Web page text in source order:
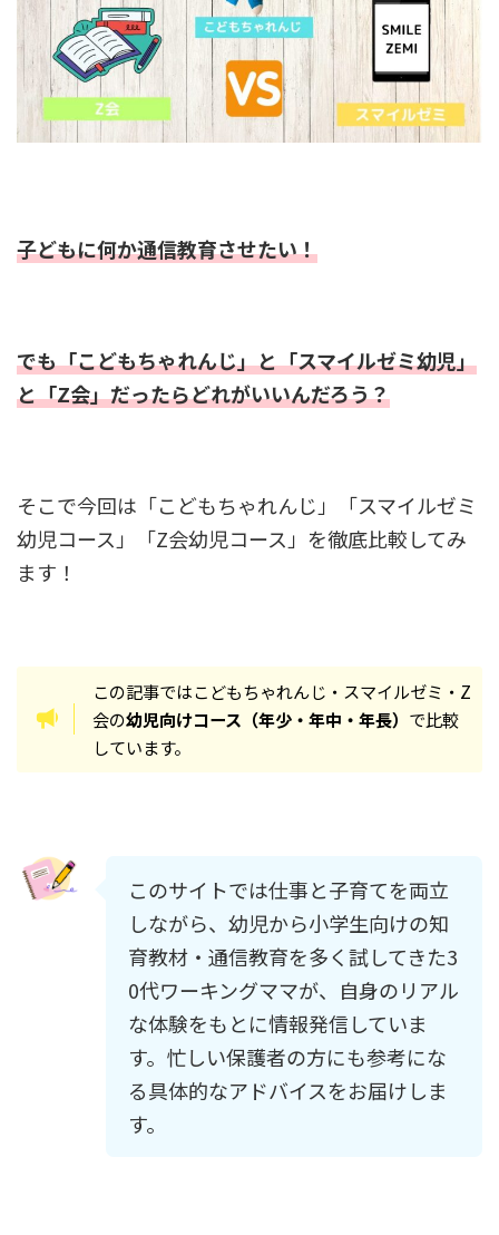
子どもに何か通信教育させたい！
でも「こどもちゃれんじ」と「スマイルゼミ幼児」
と「Z会」だったらどれがいいんだろう？
そこで今回は「こどもちゃれんじ」「スマイルゼミ
幼児コース」「Z会幼児コース」を徹底比較してみ
ます！
この記事ではこどもちゃれんじ・スマイルゼミ・Z
会の幼児向けコース（年少・年中・年長） で比較
しています。
このサイトでは仕事と子育てを両立
しながら、幼児から小学生向けの知
育教材・通信教育を多く試してきた3
0代ワーキングママが、自身のリアル
な体験をもとに情報発信していま
す。忙しい保護者の方にも参考にな
る具体的なアドバイスをお届けしま
す。